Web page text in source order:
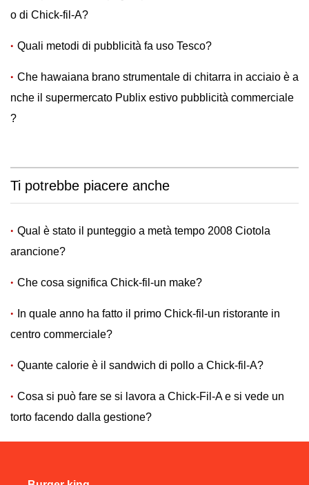
o di Chick-fil-A?
Quali metodi di pubblicità fa uso Tesco?
Che hawaiana brano strumentale di chitarra in acciaio è a
nche il supermercato Publix estivo pubblicità commerciale
?
Ti potrebbe piacere anche
Qual è stato il punteggio a metà tempo 2008 Ciotola
arancione?
Che cosa significa Chick-fil-un make?
In quale anno ha fatto il primo Chick-fil-un ristorante in
centro commerciale?
Quante calorie è il sandwich di pollo a Chick-fil-A?
Cosa si può fare se si lavora a Chick-Fil-A e si vede un
torto facendo dalla gestione?